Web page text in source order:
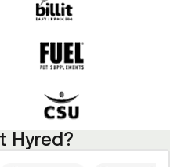
Hyred?